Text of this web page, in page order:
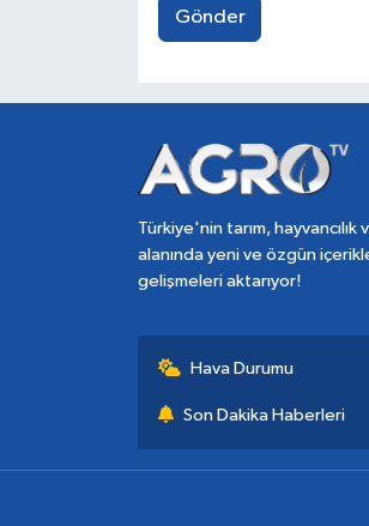
Gönder
Türkiye'nin tarım, hayvancılık
alanında yeni ve özgün
gelişmeleri aktarıyor!
Hava Durumu
Son Dakika Haberleri